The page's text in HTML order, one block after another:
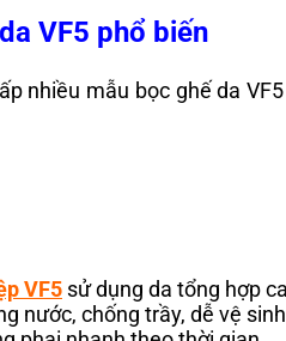
VF5 phổ biến
nhiều mẫu bọc ghế da
VF5 sử dụng da tổng hợp
nước, chống trầy, dễ vệ